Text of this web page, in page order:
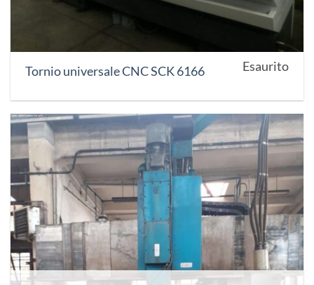
Tornio universale CNC SCK 6166 Esaurito